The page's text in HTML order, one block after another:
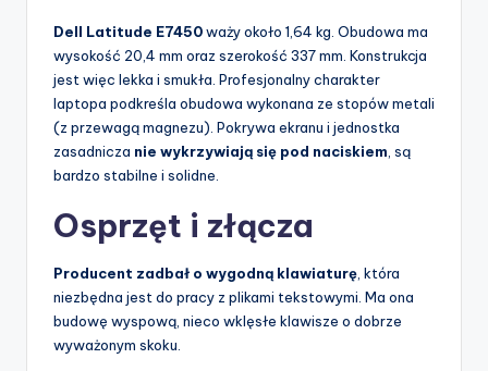
Dell Latitude E7450waży około 1,64 kg. Obudowa ma
wysokość 20,4 mm oraz szerokość 337 mm. Konstrukcja
jest więc lekka i smukła. Profesjonalny charakter
laptopa podkreśla obudowa wykonana ze stopów metali
(z przewagą magnezu). Pokrywa ekranu i jednostka
zasadnicza nie wykrzywiają się pod naciskiem , są
bardzo stabilne i solidne.
Osprzęt i złącza
Producent zadbał o wygodną klawiaturę , która
niezbędna jest do pracy z plikami tekstowymi. Ma ona
budowę wyspową, nieco wklęsłe klawisze o dobrze
wyważonym skoku.